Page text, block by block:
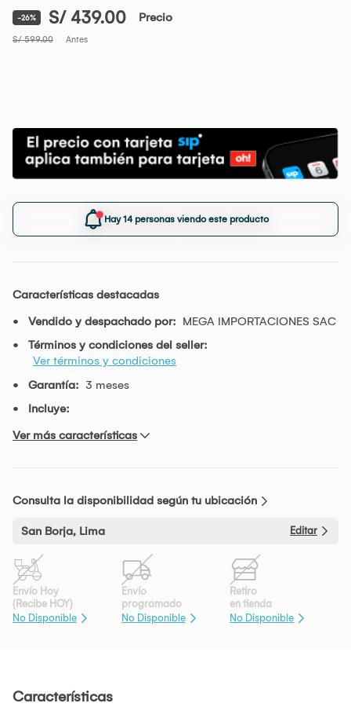
-26% S/ 439.00 Precio
S/ 599.00 Antes
Hay 14 personas viendo este producto
Características destacadas
Vendido y despachado por: MEGA IMPORTACIONES SAC
Términos y condiciones del seller:
Ver términos y condiciones
Garantía: 3 meses
Incluye:
Ver más características
Consulta la disponibilidad según tu ubicación
San Borja, Lima Editar
Envío Hoy
(Recibe HOY)
No Disponible
Envío
programado
No Disponible
Retiro
en tienda
No Disponible
Características